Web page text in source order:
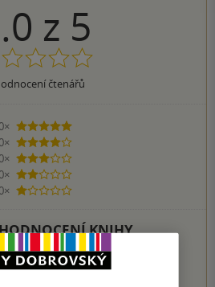
z 5
čtenářů
0×
5 hvězdiček
0×
4 hvězdičky
0×
3 hvězdičky
0×
2 hvězdičky
0×
1 hvezdička
KNIHY
knihkupců: 0.0 z 5